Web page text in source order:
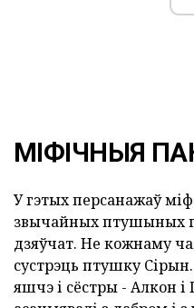
МІФІЧНЫЯ
У гэтых персанажаў
звычайных птушыных
дзяўчат. Не кожнаму
сустрэць птушку
яшчэ і сёстры - Алкон